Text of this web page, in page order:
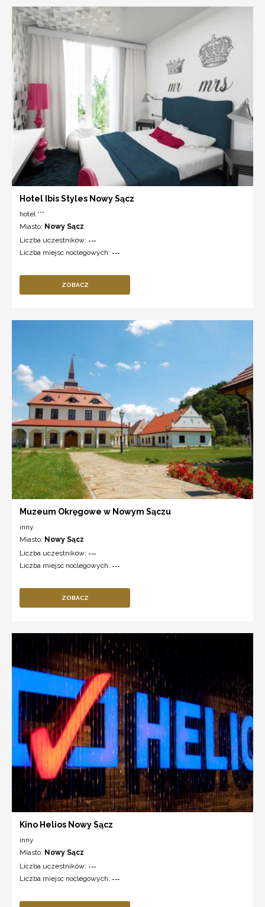
Hotel Ibis Styles Nowy Sącz
hotel ***
Miasto: Nowy Sącz
Liczba uczestników: ---
Liczba miejsc noclegowych: ---
ZOBACZ
Muzeum Okręgowe w Nowym Sączu
inny
Miasto: Nowy Sącz
Liczba uczestników: ---
Liczba miejsc noclegowych: ---
ZOBACZ
Kino Helios Nowy Sącz
inny
Miasto: Nowy Sącz
Liczba uczestników: ---
Liczba miejsc noclegowych: ---